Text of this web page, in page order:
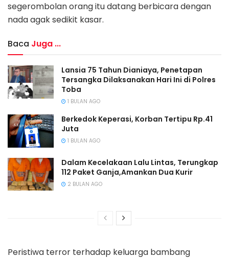
segerombolan orang itu datang berbicara dengan
nada agak sedikit kasar.
Baca Juga ...
Lansia 75 Tahun Dianiaya, Penetapan
Tersangka Dilaksanakan Hari Ini di Polres
Toba
1 BULAN AGO
Berkedok Keperasi, Korban Tertipu Rp.41
Juta
1 BULAN AGO
Dalam Kecelakaan Lalu Lintas, Terungkap
112 Paket Ganja,Amankan Dua Kurir
2 BULAN AGO
Peristiwa terror terhadap keluarga bambang